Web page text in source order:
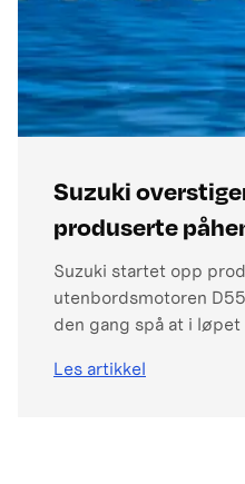
Suzuki
produserte
Suzuki startet opp
utenbordsmotoren
den gang spå at i
utenbordsmotorene
Les artikkel